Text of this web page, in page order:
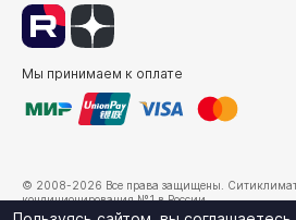
Мы принимаем к оплате
© 2008-2026 Все права защищены.
кондиционирования №1 в России.
г. Москва, ул. Электрозаводская, д. 24